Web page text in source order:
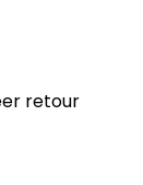
retour